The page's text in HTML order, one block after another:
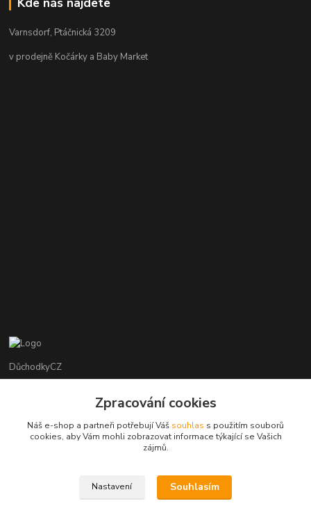
Varnsdorf, Ptáčnická 3209
v prodejně Kočárky a Baby Market
DůchodkyCZ
+420 412384749
objednavky@duchodky.cz
Zpracování cookies
Náš e-shop a partneři potřebují Váš souhlas s použitím souborů
cookies, aby Vám mohli zobrazovat informace týkající se Vašich
zájmů.
Nastavení Souhlasím